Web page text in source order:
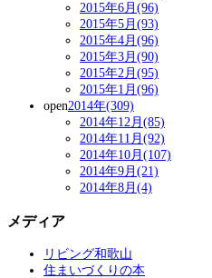
2015年6月(96)
2015年5月(93)
2015年4月(96)
2015年3月(90)
2015年2月(95)
2015年1月(96)
open2014年(309)
2014年12月(85)
2014年11月(92)
2014年10月(107)
2014年9月(21)
2014年8月(4)
メディア
リビング和歌山
住まいづくりの本